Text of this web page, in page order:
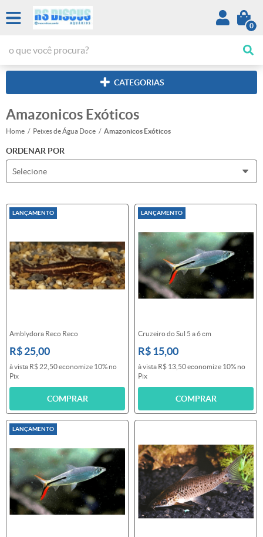
0
CATEGORIAS
Amazonicos Exóticos
Home Peixes de Água Doce Amazonicos Exóticos
ORDENAR POR
Selecione
LANÇAMENTO
Amblydora Reco Reco
R$ 25,00
à vista R$ 22,50economize 10% no
Pix
COMPRAR
LANÇAMENTO
Cruzeiro do Sul 5 a 6 cm
R$ 15,00
à vista R$ 13,50economize 10% no
Pix
COMPRAR
LANÇAMENTO